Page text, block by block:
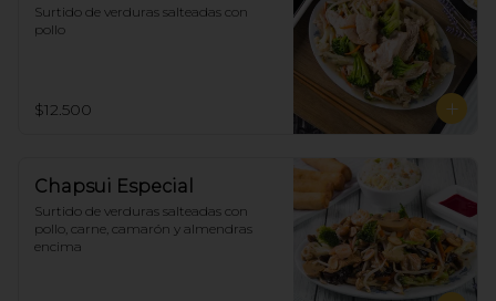
Surtido de verduras salteadas con
pollo
$12.500
Chapsui Especial
Surtido de verduras salteadas con
pollo, carne, camarón y almendras
encima